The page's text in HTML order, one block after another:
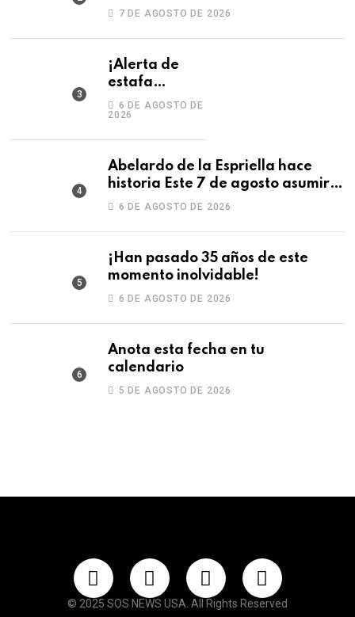
fraccionamiento en Monterrey
7 DE AGOSTO DE 2026
¡Alerta de
estafa
laboral!
6 DE AGOSTO DE
2026
Abelardo de la Espriella hace
historia Este 7 de agosto asumirá
la Presidencia con una posesión
6 DE AGOSTO DE 2026
¡Han pasado 35 años de este
momento inolvidable!
6 DE AGOSTO DE 2026
Anota esta fecha en tu
calendario
5 DE AGOSTO DE 2026
© 2025 SOS NEWS USA. All Rights Reserved